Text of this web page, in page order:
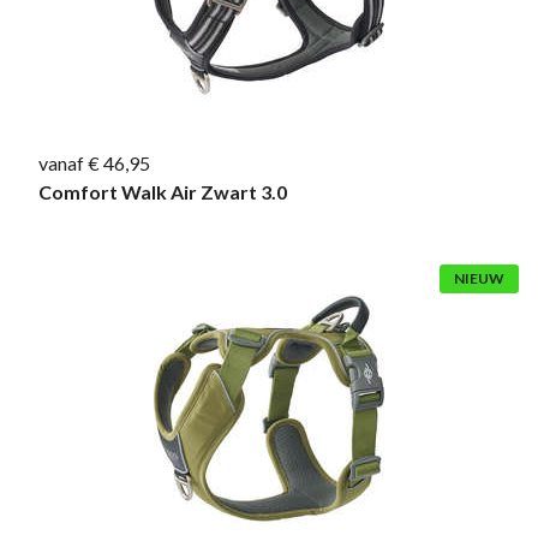
vanaf € 46,95
Comfort Walk Air Zwart 3.0
NIEUW